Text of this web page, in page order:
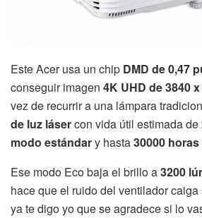
Este Acer usa un chip DMD de 0,47
conseguir imagen 4K UHD de 3840
vez de recurrir a una lámpara
de luz lásercon vida útil estimada de
modo estándary hasta30000
Ese modo Eco baja el brillo a3200
hace que el ruido del ventilador caiga
ya te digo yo que se agradece si lo